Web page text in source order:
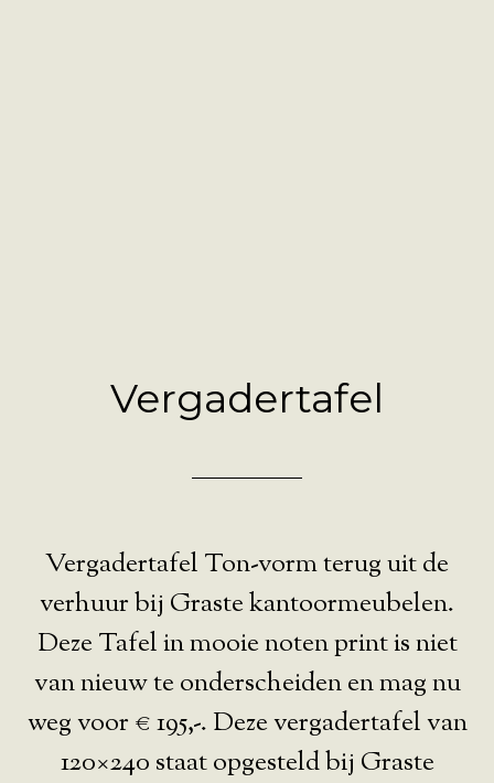
Vergadertafel
Vergadertafel Ton-vorm terug uit de
verhuur bij Graste kantoormeubelen.
Deze Tafel in mooie noten print is niet
van nieuw te onderscheiden en mag nu
weg voor € 195,-. Deze vergadertafel van
120×240 staat opgesteld bij Graste